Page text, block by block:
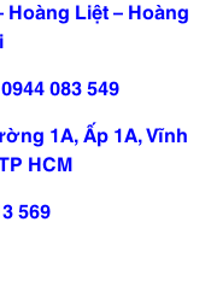
Liệt – Hoàng
083 549
1A, Ấp 1A, Vĩnh
HCM
569